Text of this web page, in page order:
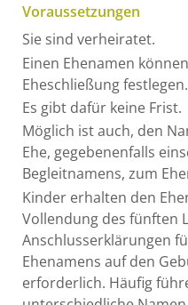
Voraussetzungen
Sie sind verheiratet.
Einen Ehenamen
Eheschließung festlegen.
Es gibt dafür keine Frist.
Möglich ist auch, den
Ehe, gegebenenfalls
Begleitnamens, zum
Kinder erhalten den
Vollendung des fünften
Anschlusserklärungen
Ehenamens auf den
erforderlich. Häufig